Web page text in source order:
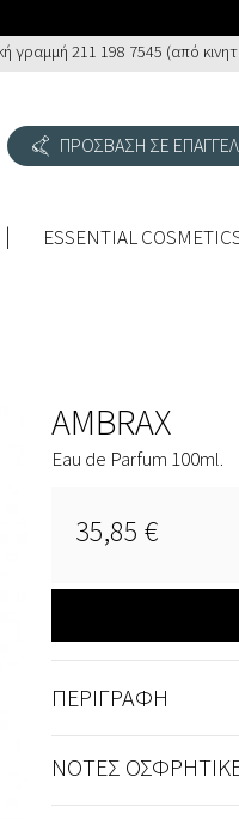
γραμμή 211 198 7545 (από
ΠΡΟΣΒΑΣΗ ΣΕ
ESSENTIAL
AMBRAX
Eau de Parfum 100ml.
35,85 €
ΠΕΡΙΓΡΑΦΉ
ΝΌΤΕΣ